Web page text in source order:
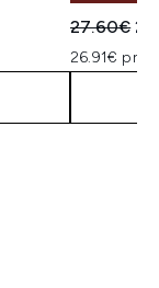
27.60€
26.91€ pro